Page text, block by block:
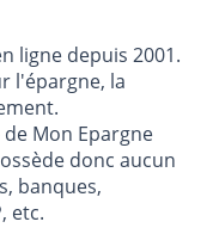
ligne depuis 2001.
l'épargne, la
Mon Epargne
donc aucun